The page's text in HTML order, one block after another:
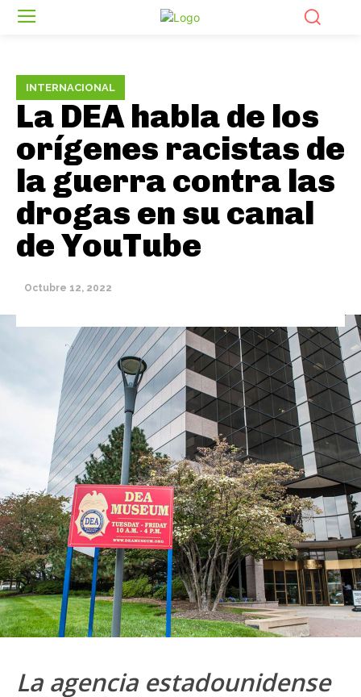
INTERNACIONAL
La DEA habla de los
orígenes racistas de
la guerra contra las
drogas en su canal
de YouTube
Octubre 12, 2022
La agencia estadounidense